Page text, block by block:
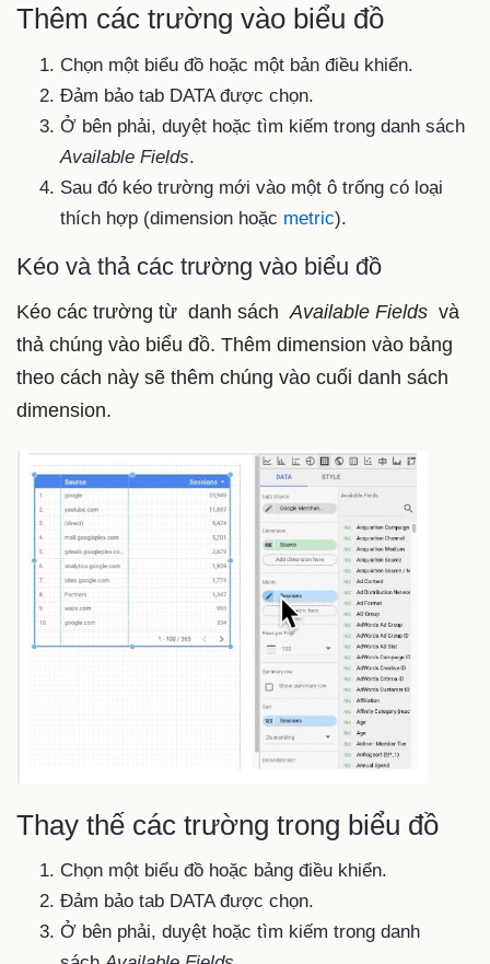
Thêm các trường vào biểu đồ
Chọn một biểu đồ hoặc một bản điều khiển.
Đảm bảo tab DATA được chọn.
Ở bên phải, duyệt hoặc tìm kiếm trong danh sách
Available Fields.
Sau đó kéo trường mới vào một ô trống có loại
thích hợp (dimension hoặc metric).
Kéo và thả các trường vào biểu đồ
Kéo các trường từ danh sáchAvailable Fields và
thả chúng vào biểu đồ. Thêm dimension vào bảng
theo cách này sẽ thêm chúng vào cuối danh sách
dimension.
Thay thế các trường trong biểu đồ
Chọn một biểu đồ hoặc bảng điều khiển.
Đảm bảo tab DATA được chọn.
Ở bên phải, duyệt hoặc tìm kiếm trong danh